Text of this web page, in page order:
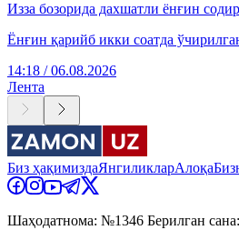
Изза бозорида дахшатли ёнғин
Ёнғин қарийб икки соатда
14:18 / 06.08.2026
Лента
Биз ҳақимиздаЯнгиликларАлоқа
Шаҳодатнома: №1346 Берилган